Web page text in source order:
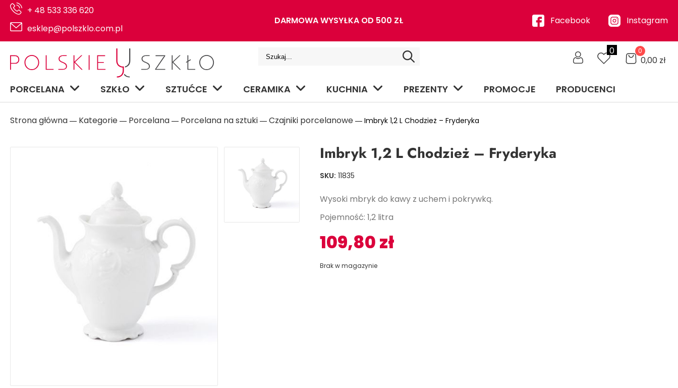
+ 48 533 336 620
esklep@polszklo.com.pl
DARMOWA WYSYŁKA OD 500 ZŁ Facebook Instagram
0 0
0,00 zł
PORCELANA SZKŁO SZTUĆCE CERAMIKA KUCHNIA PREZENTY PROMOCJE PRODUCENCI
Strona główna ― Kategorie ― Porcelana ― Porcelana na sztuki ― Czajniki porcelanowe ― Imbryk 1,2 L Chodzież – Fryderyka
Imbryk 1,2 L Chodzież – Fryderyka
SKU: 11835
Wysoki mbryk do kawy z uchem i pokrywką.
Pojemność: 1,2 litra
109,80zł
Brak w magazynie